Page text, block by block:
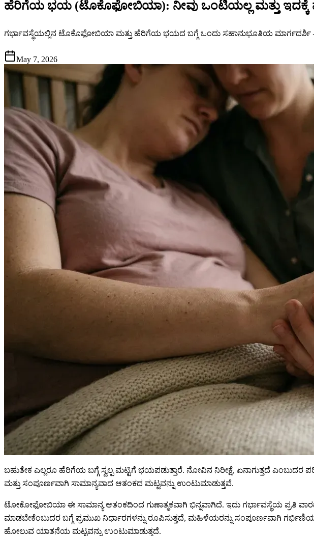
ಹೆರಿಗೆಯ ಭಯ (ಟೊಕೊಫೋಬಿಯಾ): ನೀವು ಒಂಟಿಯಲ್ಲ ಮತ್ತು ಇದಕ್ಕೆ
ಗರ್ಭಾವಸ್ಥೆಯಲ್ಲಿನ ಟೊಕೊಫೋಬಿಯಾ ಮತ್ತು ಹೆರಿಗೆಯ ಭಯದ ಬಗ್ಗೆ ಒಂದು ಸಹಾನುಭೂತಿಯ ಮಾರ್ಗದರ್ಶಿ —
May 7, 2026
ಬಹುತೇಕ ಎಲ್ಲರೂ ಹೆರಿಗೆಯ ಬಗ್ಗೆ ಸ್ವಲ್ಪ ಮಟ್ಟಿಗೆ ಭಯಪಡುತ್ತಾರೆ. ನೋವಿನ ನಿರೀಕ್ಷೆ, ಏನಾಗುತ್ತದೆ
ಮತ್ತು ಸಂಪೂರ್ಣವಾಗಿ ಸಾಮಾನ್ಯವಾದ ಆತಂಕದ ಮಟ್ಟವನ್ನು ಉಂಟುಮಾಡುತ್ತವೆ.
ಟೋಕೋಫೋಬಿಯಾ ಈ ಸಾಮಾನ್ಯ ಆತಂಕದಿಂದ ಗುಣಾತ್ಮಕವಾಗಿ ಭಿನ್ನವಾಗಿದೆ. ಇದು ಗರ್ಭಾವಸ್ಥೆಯ ಪ್ರತಿ
ಮಾಡಬೇಕೆಂಬುದರ ಬಗ್ಗೆ ಪ್ರಮುಖ ನಿರ್ಧಾರಗಳನ್ನು ರೂಪಿಸುತ್ತದೆ, ಮಹಿಳೆಯರನ್ನು ಸಂಪೂರ್ಣವಾಗಿ
ಹೋಲುವ ಯಾತನೆಯ ಮಟ್ಟವನ್ನು ಉಂಟುಮಾಡುತ್ತದೆ.